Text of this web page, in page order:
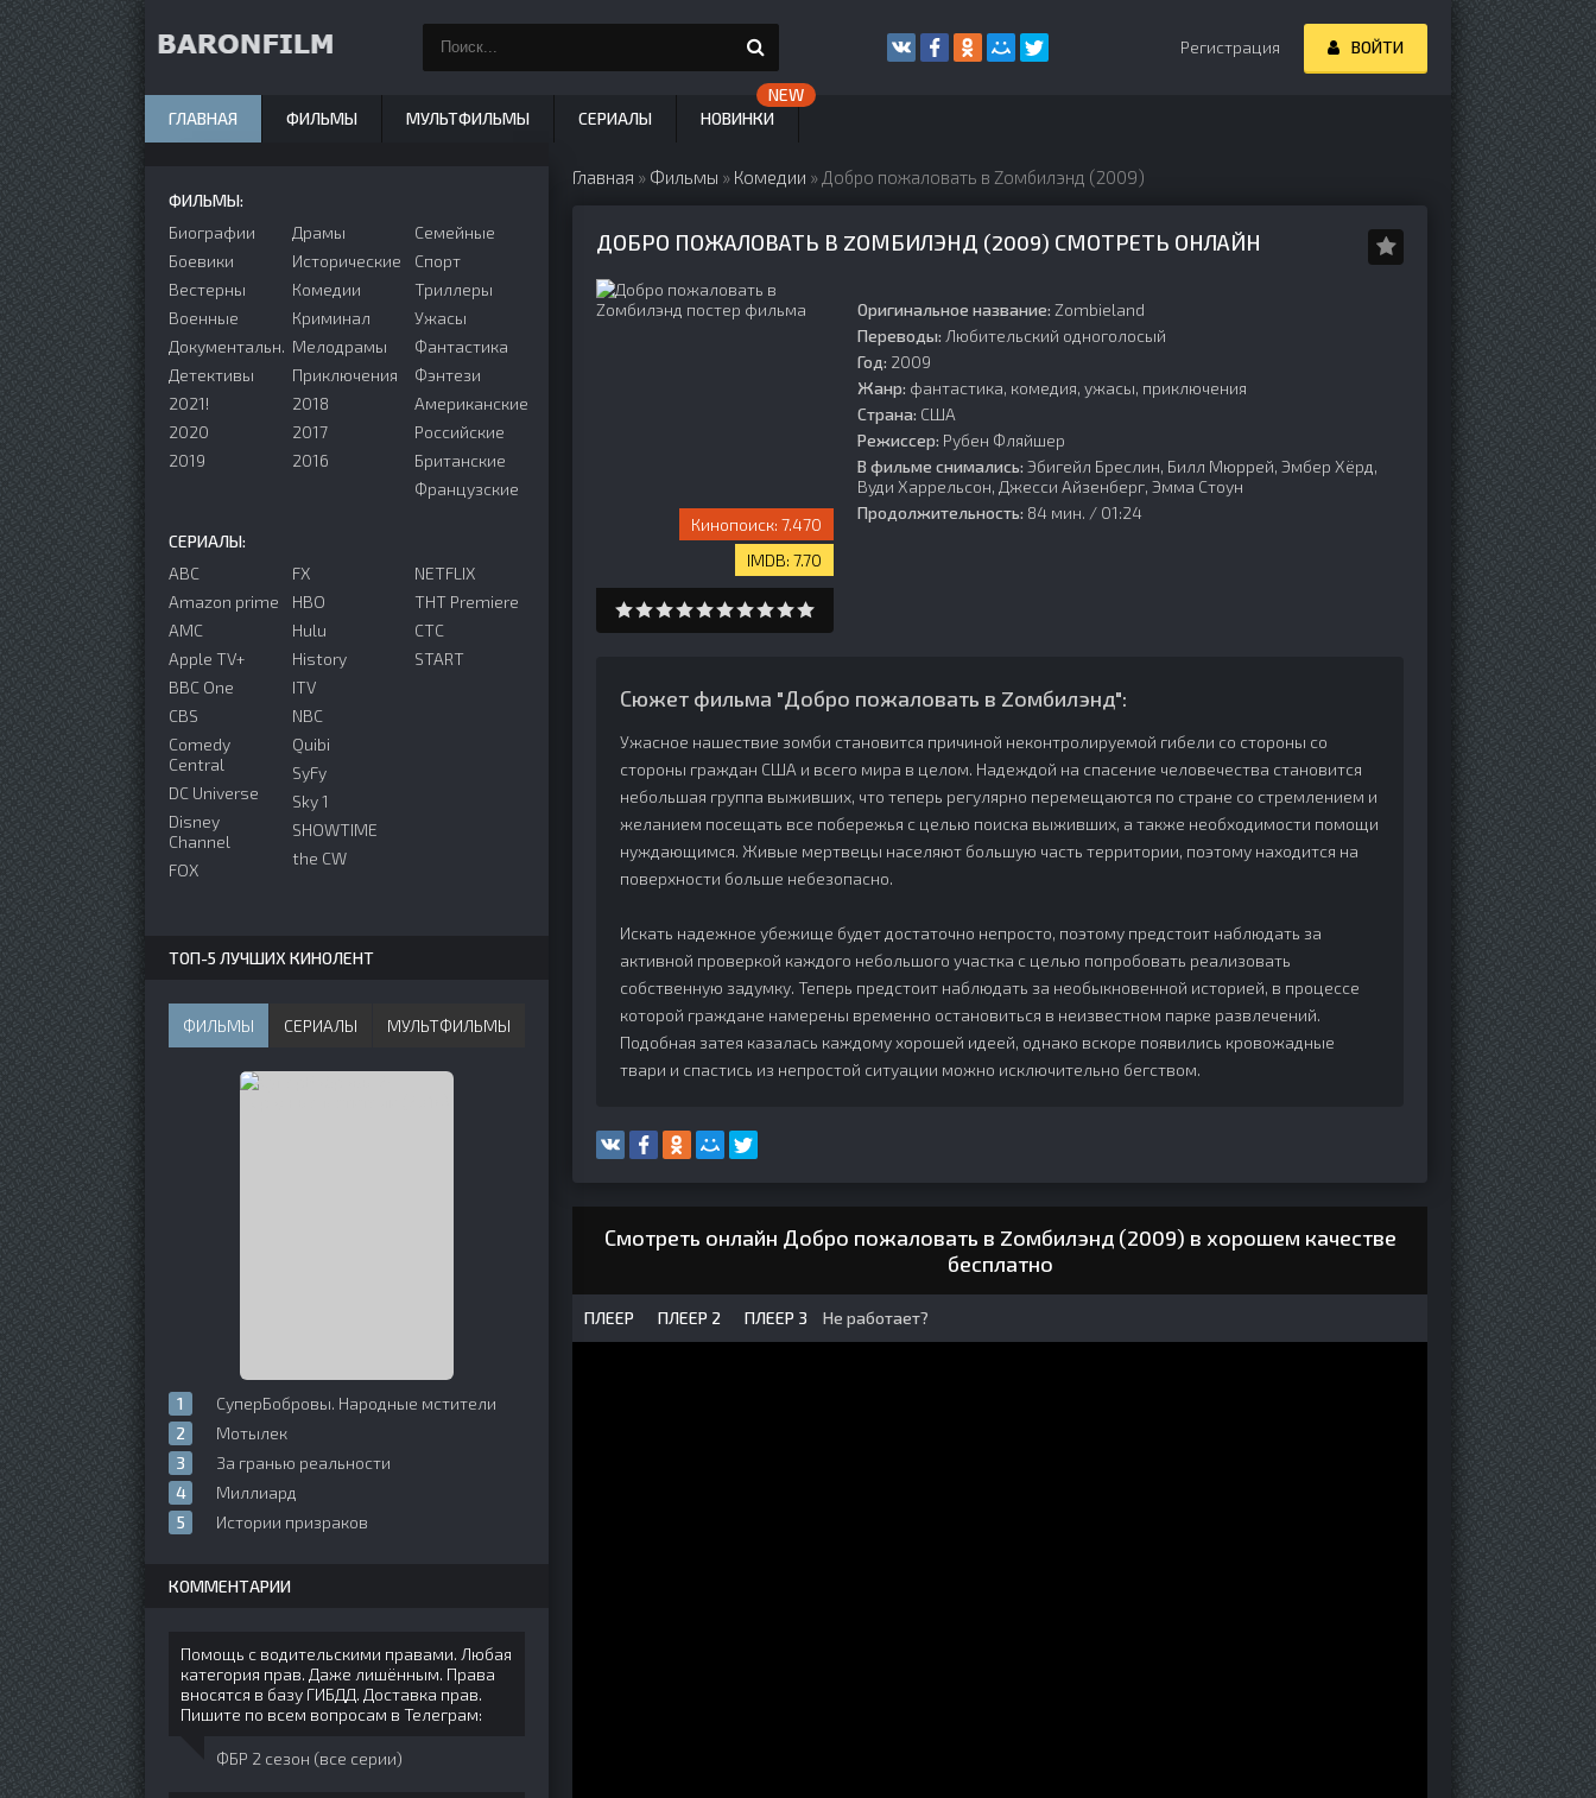
Регистрация ВОЙТИ
Главная » Фильмы » Комедии » Добро пожаловать в Zомбилэнд (2009)
ДОБРО ПОЖАЛОВАТЬ В ZОМБИЛЭНД (2009) СМОТРЕТЬ ОНЛАЙН
7.470
7.70
Оригинальное название: Zombieland
Переводы: Любительский одноголосый
Год: 2009
Жанр: фантастика, комедия, ужасы, приключения
Страна: США
Режиссер: Рубен Фляйшер
В фильме снимались: Эбигейл Бреслин, Билл Мюррей, Эмбер Хёрд,
Вуди Харрельсон, Джесси Айзенберг, Эмма Стоун
Продолжительность: 84 мин. / 01:24
Сюжет фильма "Добро пожаловать в Zомбилэнд":
Ужасное нашествие зомби становится причиной неконтролируемой гибели со стороны со
стороны граждан США и всего мира в целом. Надеждой на спасение человечества становится
небольшая группа выживших, что теперь регулярно перемещаются по стране со стремлением и
желанием посещать все побережья с целью поиска выживших, а также необходимости помощи
нуждающимся. Живые мертвецы населяют большую часть территории, поэтому находится на
поверхности больше небезопасно.
Искать надежное убежище будет достаточно непросто, поэтому предстоит наблюдать за
активной проверкой каждого небольшого участка с целью попробовать реализовать
собственную задумку. Теперь предстоит наблюдать за необыкновенной историей, в процессе
которой граждане намерены временно остановиться в неизвестном парке развлечений.
Подобная затея казалась каждому хорошей идеей, однако вскоре появились кровожадные
твари и спастись из непростой ситуации можно исключительно бегством.
Смотреть онлайн Добро пожаловать в Zомбилэнд (2009) в хорошем качестве
бесплатно
ПЛЕЕР ПЛЕЕР 2 ПЛЕЕР 3 Не работает?
ФИЛЬМЫ:
Биографии
Боевики
Вестерны
Военные
Документальн.
Детективы
2021!
2020
2019
Драмы
Исторические
Комедии
Криминал
Мелодрамы
Приключения
2018
2017
2016
Семейные
Спорт
Триллеры
Ужасы
Фантастика
Фэнтези
Американские
Российские
Британские
Французские
СЕРИАЛЫ:
ABC
Amazon prime
AMC
Apple TV+
BBC One
CBS
Comedy
Central
DC Universe
Disney
Channel
FOX
FX
HBO
Hulu
History
ITV
NBC
Quibi
SyFy
Sky 1
SHOWTIME
the CW
NETFLIX
ТНТ Premiere
СТС
START
ТОП-5 ЛУЧШИХ КИНОЛЕНТ
ФИЛЬМЫ СЕРИАЛЫ МУЛЬТФИЛЬМЫ
СуперБобровы. Народные мстители
Мотылек
За гранью реальности
Миллиард
Истории призраков
КОММЕНТАРИИ
Помощь с водительскими правами. Любая
категория прав. Даже лишённым. Права
вносятся в базу ГИБДД. Доставка прав.
Пишите по всем вопросам в Телеграм:
ФБР 2 сезон (все серии)
ГЛАВНАЯ ФИЛЬМЫ МУЛЬТФИЛЬМЫ СЕРИАЛЫ НОВИНКИ